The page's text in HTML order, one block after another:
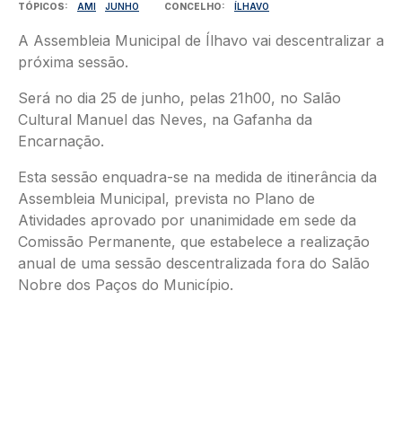
TÓPICOS AMI JUNHO CONCELHO ÍLHAVO
A Assembleia Municipal de Ílhavo vai descentralizar a
próxima sessão.
Será no dia 25 de junho, pelas 21h00, no Salão
Cultural Manuel das Neves, na Gafanha da
Encarnação.
Esta sessão enquadra-se na medida de itinerância da
Assembleia Municipal, prevista no Plano de
Atividades aprovado por unanimidade em sede da
Comissão Permanente, que estabelece a realização
anual de uma sessão descentralizada fora do Salão
Nobre dos Paços do Município.